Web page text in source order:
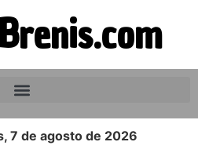
7 de agosto de 2026